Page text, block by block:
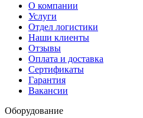
О компании
Услуги
Отдел логистики
Наши клиенты
Отзывы
Оплата и доставка
Сертификаты
Гарантия
Вакансии
Оборудование